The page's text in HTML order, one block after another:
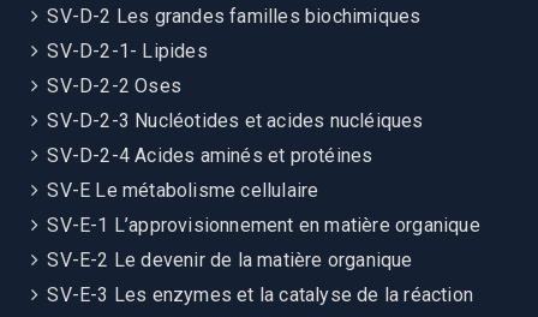
SV-D-2 Les grandes familles biochimiques
SV-D-2-1- Lipides
SV-D-2-2 Oses
SV-D-2-3 Nucléotides et acides nucléiques
SV-D-2-4 Acides aminés et protéines
SV-E Le métabolisme cellulaire
SV-E-1 L’approvisionnement en matière organique
SV-E-2 Le devenir de la matière organique
SV-E-3 Les enzymes et la catalyse de la réaction